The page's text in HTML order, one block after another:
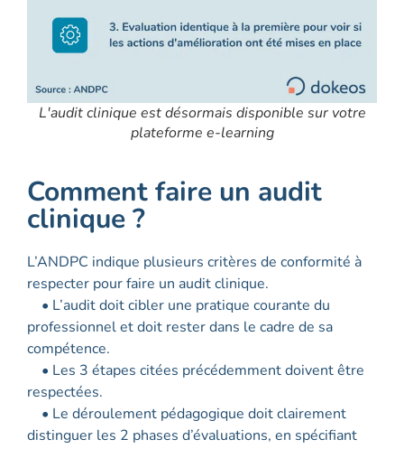
L'audit clinique est désormais disponible sur votre
plateforme e-learning
Comment faire un audit
clinique ?
L’ANDPC indique plusieurs critères de conformité à
respecter pour faire un audit clinique.
• L’audit doit cibler une pratique courante du
professionnel et doit rester dans le cadre de sa
compétence.
• Les 3 étapes citées précédemment doivent être
respectées.
• Le déroulement pédagogique doit clairement
distinguer les 2 phases d’évaluations, en spécifiant